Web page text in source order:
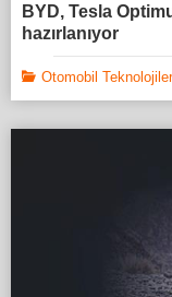
BYD, Tesla
hazırlanıyor
Otomobil